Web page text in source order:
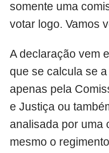
somente uma
votar logo. Vamos
A declaração vem
que se calcula se
apenas pela
e Justiça ou
analisada por uma
mesmo o